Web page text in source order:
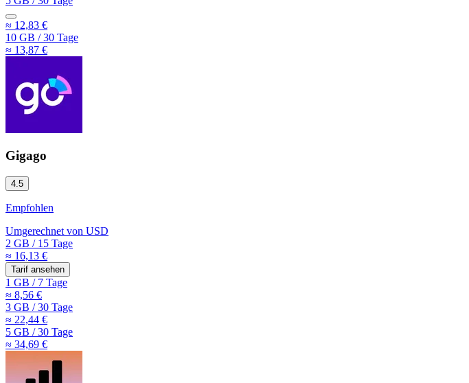
≈ 12,83 €
10 GB /30 Tage
≈ 13,87 €
Gigago
4.5
Empfohlen
Umgerechnet von USD
2 GB /15 Tage
≈ 16,13 €
Tarif ansehen
1 GB /7 Tage
≈ 8,56 €
3 GB /30 Tage
≈ 22,44 €
5 GB /30 Tage
≈ 34,69 €